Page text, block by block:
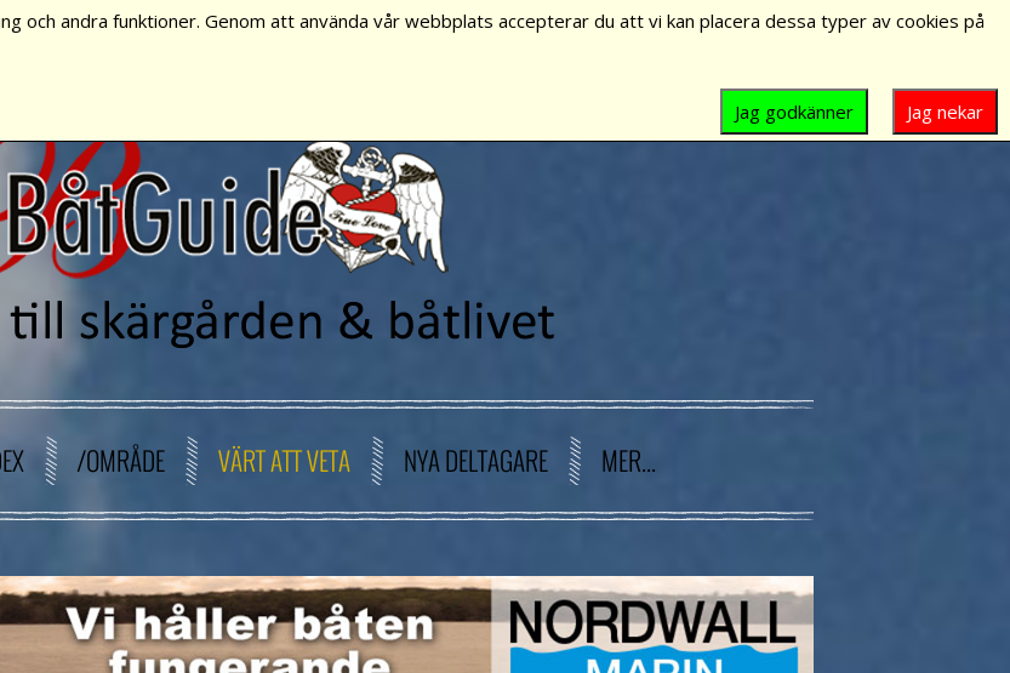
/OMRÅDE VÄRT ATT VETA NYA DELTAGARE MER...
och andra funktioner. Genom att använda vår webbplats accepterar du att vi kan placera dessa typer av cookies på
Jag nekar
Jag godkänner